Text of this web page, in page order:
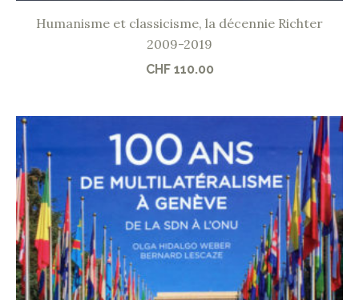
Humanisme et classicisme, la décennie Richter
2009-2019
CHF110.00